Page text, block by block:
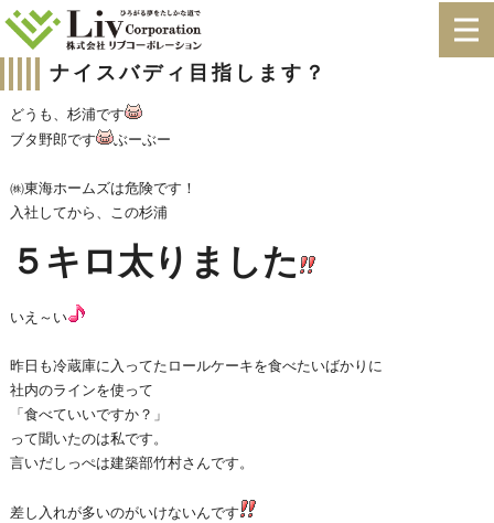
ナイスバディ目指します？
どうも、杉浦です
ブタ野郎です
ぶーぶー
㈱東海ホームズは危険です！
入社してから、この杉浦
５キロ太りました
いえ～い
昨日も冷蔵庫に入ってたロールケーキを食べたいばかりに
社内のラインを使って
「食べていいですか？」
って聞いたのは私です。
言いだしっぺは建築部竹村さんです。
差し入れが多いのがいけないんです